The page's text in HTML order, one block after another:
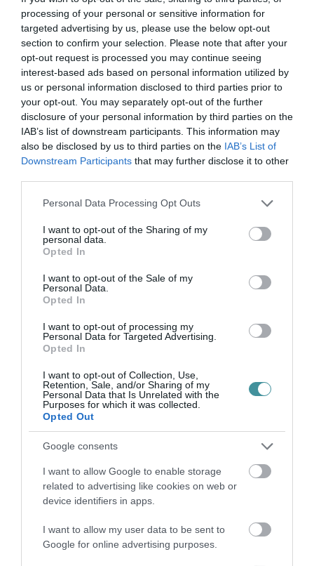
processing of your personal or sensitive information for
targeted advertising by us, please use the below opt-out
section to confirm your selection. Please note that after your
opt-out request is processed you may continue seeing
interest-based ads based on personal information utilized by
us or personal information disclosed to third parties prior to
your opt-out. You may separately opt-out of the further
disclosure of your personal information by third parties on the
IAB’s list of downstream participants. This information may
also be disclosed by us to third parties on the IAB’s List of
Downstream Participants that may further disclose it to other
Please note that this website/app uses one or more Google
not limited to your visit or usage behaviour. You may click to
grant or deny consent to Google and its third-party tags to
use your data for below specified purposes in below Google
consent section.
Personal Data Processing Opt Outs
I want to opt-out of the Sharing of my
personal data.
Opted In
I want to opt-out of the Sale of my
Personal Data.
Opted In
I want to opt-out of processing my
Personal Data for Targeted Advertising.
Opted In
I want to opt-out of Collection, Use,
Retention, Sale, and/or Sharing of my
Personal Data that Is Unrelated with the
Purposes for which it was collected.
Opted Out
Google consents
I want to allow Google to enable storage
related to advertising like cookies on web or
device identifiers in apps.
I want to allow my user data to be sent to
Google for online advertising purposes.
Ne maradjon le a legfrissebb hírekről, kövessen
bennünket az EGRI ÜGYEK Google Hírek oldalán!
VISSZA A FŐOLDALRA
Legfrissebb híreink
FELADAT JÖHET AZ ALSÓ ...
2026. augusztus 08|Mindenki ügye
BAKA ANDRÁST JELÖLI KÖZTÁRSASÁGI
ELNÖKNEK A TISZA
2026. augusztus 08